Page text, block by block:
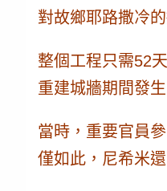
對故鄉耶路撒冷
整個工程只需52
重建城牆期間發
當時，重要官員
僅如此，尼希米